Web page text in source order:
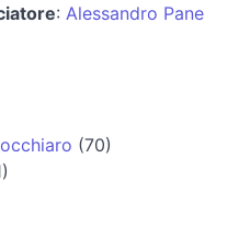
: Alessandro Pane
(70)